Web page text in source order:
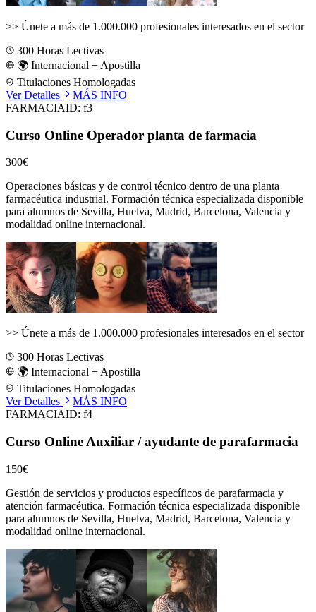
>> Únete a más de 1.000.000 profesionales interesados en el sector
300 Horas Lectivas
🌍 Internacional + Apostilla
Titulaciones Homologadas
Ver Detalles
MÁS INFO
FARMACIAID: f3
Curso Online Operador planta de farmacia
300€
Operaciones básicas y de control técnico dentro de una planta
farmacéutica industrial. Formación técnica especializada disponible
para alumnos de Sevilla, Huelva, Madrid, Barcelona, Valencia y
modalidad online internacional.
>> Únete a más de 1.000.000 profesionales interesados en el sector
300 Horas Lectivas
🌍 Internacional + Apostilla
Titulaciones Homologadas
Ver Detalles
MÁS INFO
FARMACIAID: f4
Curso Online Auxiliar / ayudante de parafarmacia
150€
Gestión de servicios y productos específicos de parafarmacia y
atención farmacéutica. Formación técnica especializada disponible
para alumnos de Sevilla, Huelva, Madrid, Barcelona, Valencia y
modalidad online internacional.